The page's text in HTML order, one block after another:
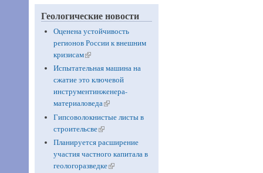
Геологические новости
Оценена устойчивость
регионов России к внешним
кризисам(link is external)
Испытательная машина на
сжатие это ключевой
инструментинженера-
материаловеда(link is external)
Гипсоволокнистые листы в
строительсве(link is external)
Планируется расширение
участия частного капитала в
геологоразведке(link is external)